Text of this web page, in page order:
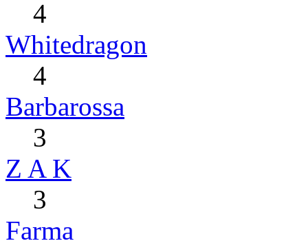
4
Whitedragon
4
Barbarossa
3
Z A K
3
Farma